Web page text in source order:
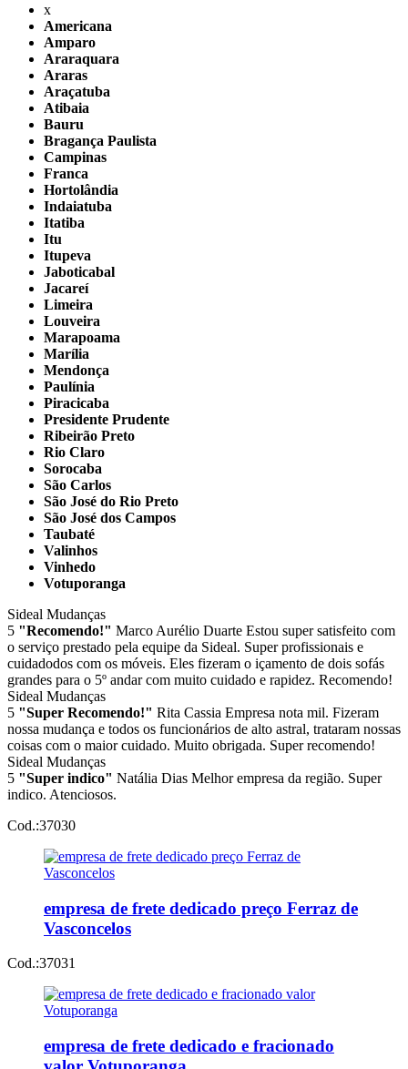
x
Americana
Amparo
Araraquara
Araras
Araçatuba
Atibaia
Bauru
Bragança Paulista
Campinas
Franca
Hortolândia
Indaiatuba
Itatiba
Itu
Itupeva
Jaboticabal
Jacareí
Limeira
Louveira
Marapoama
Marília
Mendonça
Paulínia
Piracicaba
Presidente Prudente
Ribeirão Preto
Rio Claro
Sorocaba
São Carlos
São José do Rio Preto
São José dos Campos
Taubaté
Valinhos
Vinhedo
Votuporanga
Sideal Mudanças
5 "Recomendo!" Marco Aurélio Duarte Estou super satisfeito com
o serviço prestado pela equipe da Sideal. Super profissionais e
cuidadodos com os móveis. Eles fizeram o içamento de dois sofás
grandes para o 5º andar com muito cuidado e rapidez. Recomendo!
Sideal Mudanças
5 "Super Recomendo!" Rita Cassia Empresa nota mil. Fizeram
nossa mudança e todos os funcionários de alto astral, trataram nossas
coisas com o maior cuidado. Muito obrigada. Super recomendo!
Sideal Mudanças
5 "Super indico" Natália Dias Melhor empresa da região. Super
indico. Atenciosos.
Cod.:37030
empresa de frete dedicado preço Ferraz de
Vasconcelos
Cod.:37031
empresa de frete dedicado e fracionado